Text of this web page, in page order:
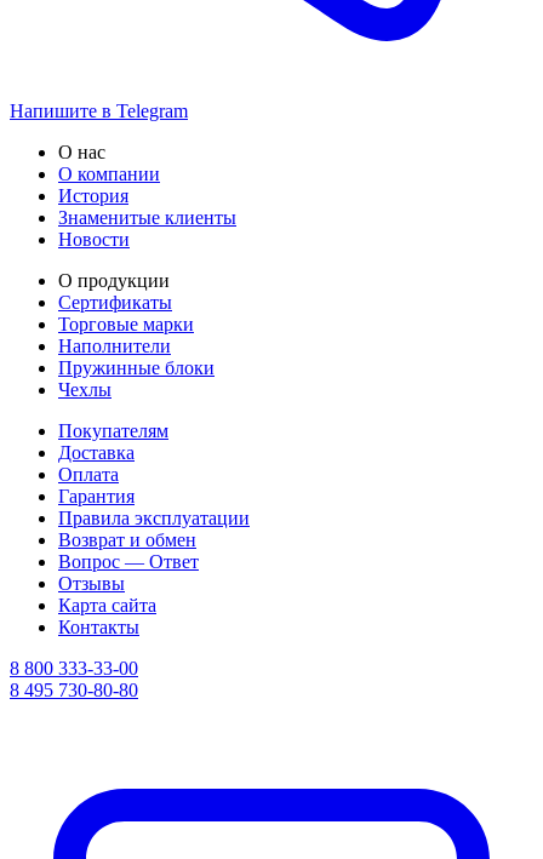
Напишите в Telegram
О нас
О компании
История
Знаменитые клиенты
Новости
О продукции
Сертификаты
Торговые марки
Наполнители
Пружинные блоки
Чехлы
Покупателям
Доставка
Оплата
Гарантия
Правила эксплуатации
Возврат и обмен
Вопрос — Ответ
Отзывы
Карта сайта
Контакты
8 800 333-33-00
8 495 730-80-80